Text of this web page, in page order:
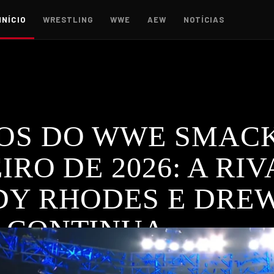
INÍCIO WRESTLING WWE AEW NOTÍCIAS
DO WWE
DE 2026: A
RHODES E
uma guerra crescente entre Cody Rhodes e Drew